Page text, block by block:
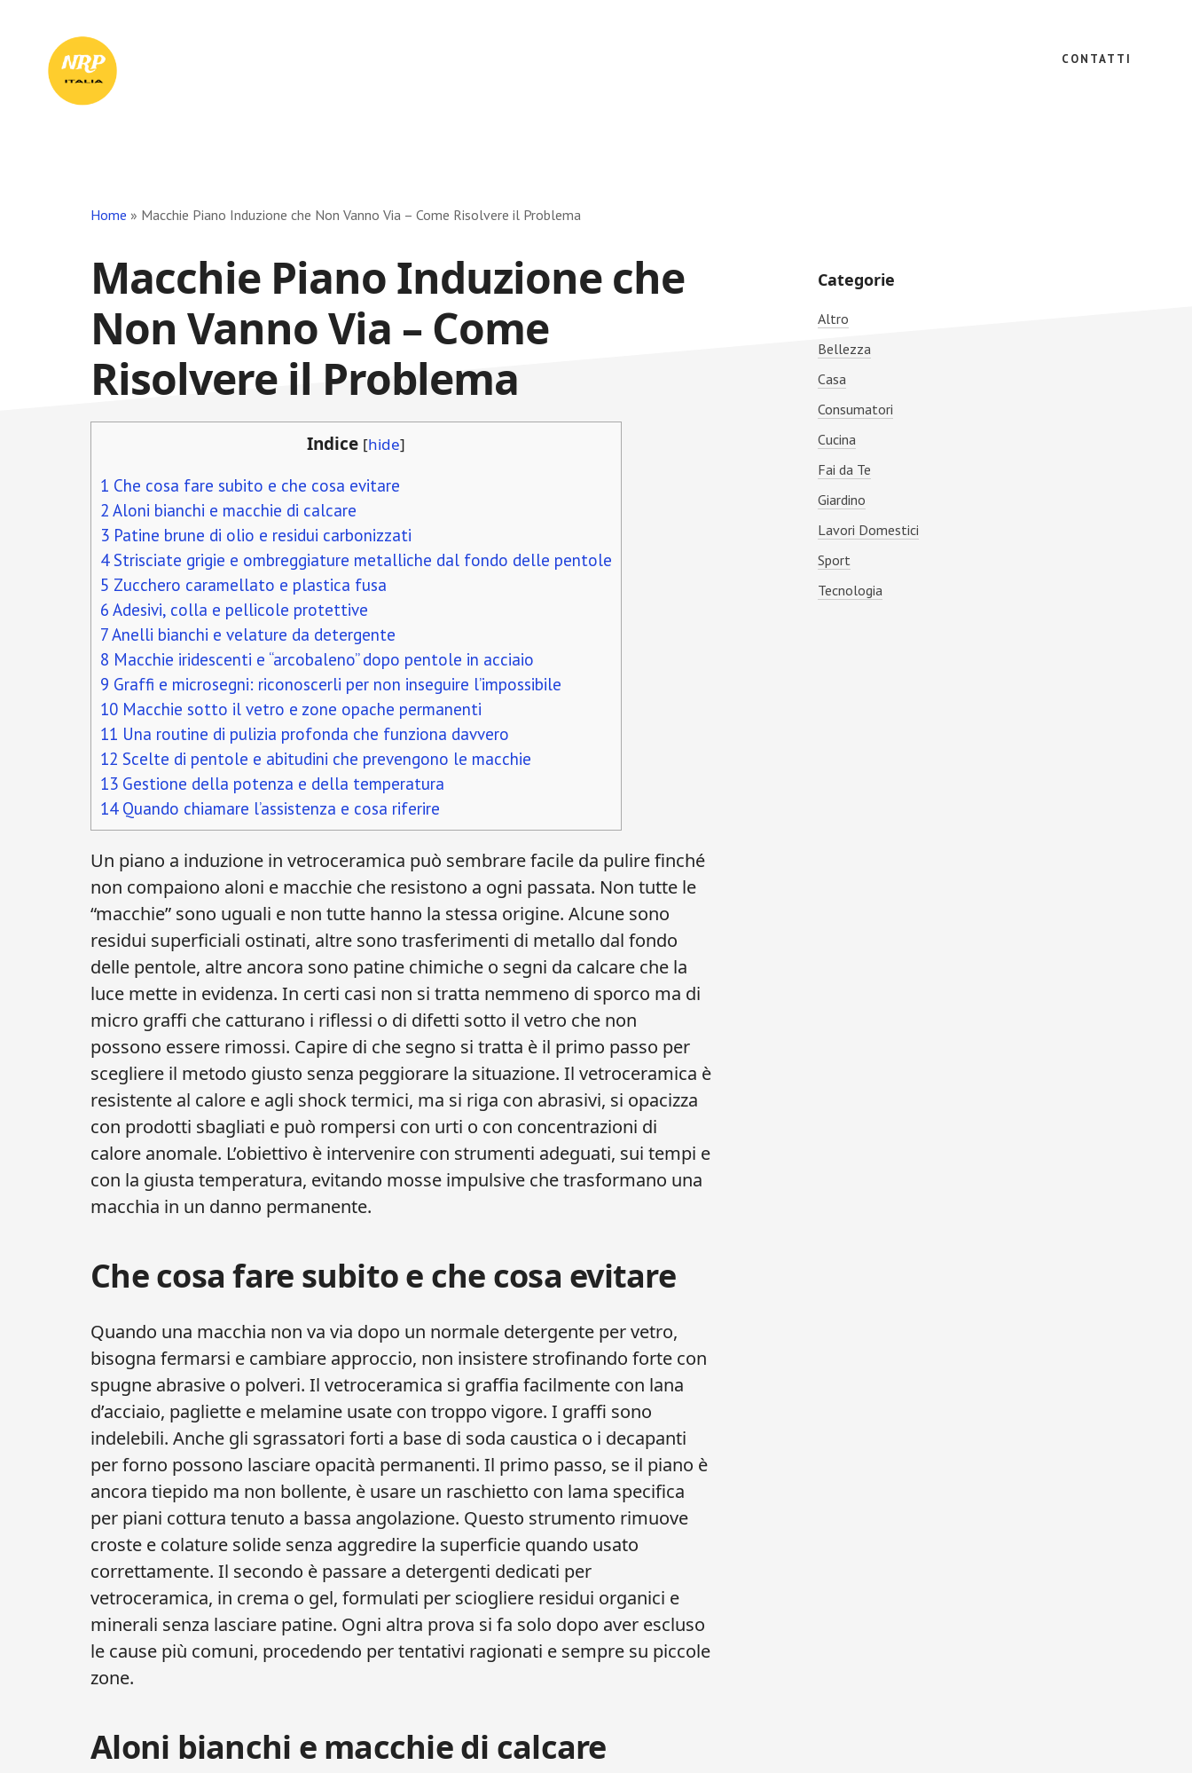
Tuo
Punto
CONTATTI
Home » Macchie Piano Induzione che Non Vanno Via – Come Risolvere il Problema​
Macchie Piano Induzione che
Non Vanno Via – Come
Risolvere il Problema​
Indice [hide]
1 Che cosa fare subito e che cosa evitare
2 Aloni bianchi e macchie di calcare
3 Patine brune di olio e residui carbonizzati
4Strisciate grigie e ombreggiature metalliche dal fondo delle pentole
5 Zucchero caramellato e plastica fusa
6 Adesivi, colla e pellicole protettive
7Anelli bianchi e velature da detergente
8 Macchie iridescenti e “arcobaleno” dopo pentole in acciaio
9 Graffi e microsegni: riconoscerli per non inseguire l’impossibile
10 Macchie sotto il vetro e zone opache permanenti
11 Una routine di pulizia profonda che funziona davvero
12 Scelte di pentole e abitudini che prevengono le macchie
13 Gestione della potenza e della temperatura
14Quando chiamare l’assistenza e cosa riferire
Un piano a induzione in vetroceramica può sembrare facile da pulire finché
non compaiono aloni e macchie che resistono a ogni passata. Non tutte le
“macchie” sono uguali e non tutte hanno la stessa origine. Alcune sono
residui superficiali ostinati, altre sono trasferimenti di metallo dal fondo
delle pentole, altre ancora sono patine chimiche o segni da calcare che la
luce mette in evidenza. In certi casi non si tratta nemmeno di sporco ma di
micro graffi che catturano i riflessi o di difetti sotto il vetro che non
possono essere rimossi. Capire di che segno si tratta è il primo passo per
scegliere il metodo giusto senza peggiorare la situazione. Il vetroceramica è
resistente al calore e agli shock termici, ma si riga con abrasivi, si opacizza
con prodotti sbagliati e può rompersi con urti o con concentrazioni di
calore anomale. L’obiettivo è intervenire con strumenti adeguati, sui tempi e
con la giusta temperatura, evitando mosse impulsive che trasformano una
macchia in un danno permanente.
Che cosa fare subito e che cosa evitare
Quando una macchia non va via dopo un normale detergente per vetro,
bisogna fermarsi e cambiare approccio, non insistere strofinando forte con
spugne abrasive o polveri. Il vetroceramica si graffia facilmente con lana
d’acciaio, pagliette e melamine usate con troppo vigore. I graffi sono
indelebili. Anche gli sgrassatori forti a base di soda caustica o i decapanti
per forno possono lasciare opacità permanenti. Il primo passo, se il piano è
ancora tiepido ma non bollente, è usare un raschietto con lama specifica
per piani cottura tenuto a bassa angolazione. Questo strumento rimuove
croste e colature solide senza aggredire la superficie quando usato
correttamente. Il secondo è passare a detergenti dedicati per
vetroceramica, in crema o gel, formulati per sciogliere residui organici e
minerali senza lasciare patine. Ogni altra prova si fa solo dopo aver escluso
le cause più comuni, procedendo per tentativi ragionati e sempre su piccole
zone.
Aloni bianchi e macchie di calcare
Primary
Sidebar
Categorie
Altro
Bellezza
Casa
Consumatori
Cucina
Fai da Te
Giardino
Lavori Domestici
Sport
Tecnologia